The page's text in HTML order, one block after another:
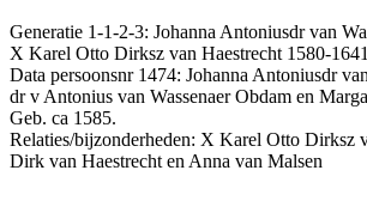
Generatie 1-1-2-3: Johanna Antoniusdr van
X Karel Otto Dirksz van Haestrecht 1580-1641
Data persoonsnr 1474: Johanna Antoniusdr
dr v Antonius van Wassenaer Obdam en
Geb. ca 1585.
Relaties/bijzonderheden: X Karel Otto Dirksz
Dirk van Haestrecht en Anna van Malsen